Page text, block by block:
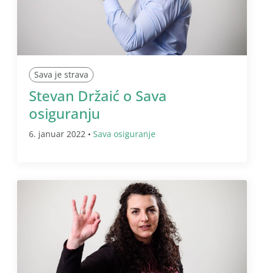
Sava je strava
Stevan Držaić o Sava
osiguranju
6. januar 2022 • Sava osiguranje